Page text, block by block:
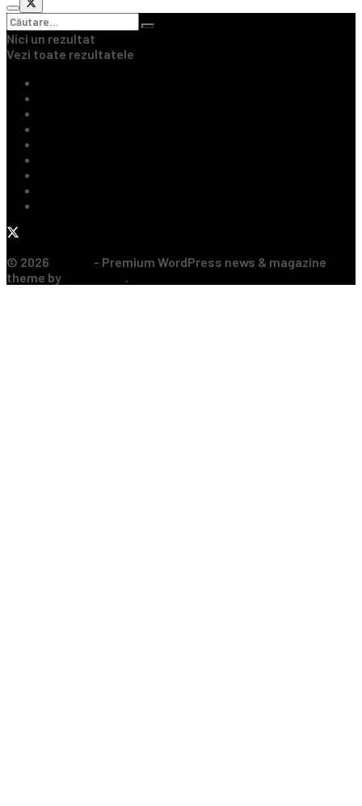
Nici un rezultat
Vezi toate rezultatele
© 2026
- Premium WordPress news & magazine
theme by
.